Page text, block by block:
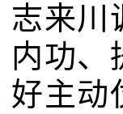
志来川
内功、
好主动